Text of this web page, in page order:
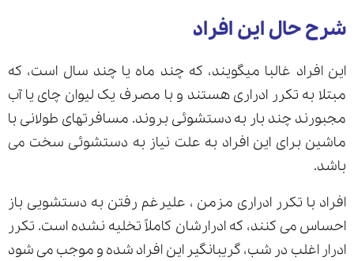
شرح حال این افراد
این افراد غالبا میگویند، که چند ماه یا چند سال است، که
مبتلا به تکرر ادراری هستند و با مصرف یک لیوان چای یا آب
مجبورند چند بار به دستشوئی بروند. مسافرتهای طولانی با
ماشین برای این افراد به علت نیاز به دستشوئی سخت می
باشد.
افراد با تکرر ادراری مزمن ، علیرغم رفتن به دستشویی باز
احساس می کنند، که ادرارشان کاملاً تخلیه نشده است. تکرر
ادرار اغلب در شب، گریبانگیر این افراد شده و موجب می شود
قدرت گرفته از